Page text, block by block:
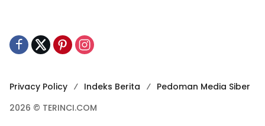
Privacy Policy Indeks Berita
Pedoman Media Siber
2026 © TERINCI.COM